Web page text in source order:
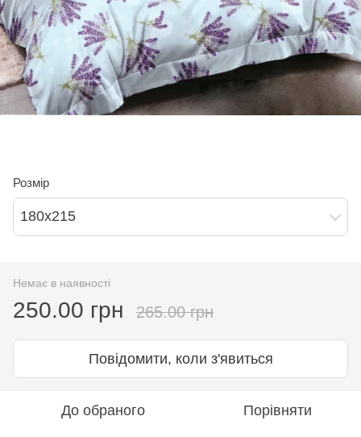
Розмір
180х215
Немає в наявності
250.00 грн 265.00 грн
Повідомити, коли з'явиться
До обраного Порівняти